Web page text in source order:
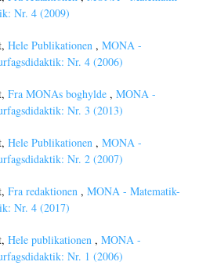
Nr. 4 (2009)
Hele Publikationen , MONA -
Nr. 4 (2006)
Fra MONAs boghylde , MONA -
Nr. 3 (2013)
Hele Publikationen , MONA -
Nr. 2 (2007)
Fra redaktionen , MONA - Matematik-
Nr. 4 (2017)
Hele publikationen , MONA -
Nr. 1 (2006)